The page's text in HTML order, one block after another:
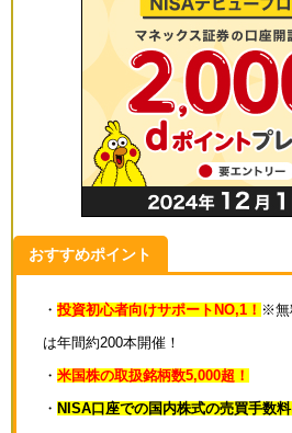
おすすめポイント
・ 投資初心者向けサポートNO,1！ ※無
は年間約200本開催！
・ 米国株の取扱銘柄数5,000超！
・ NISA口座での国内株式の売買手数